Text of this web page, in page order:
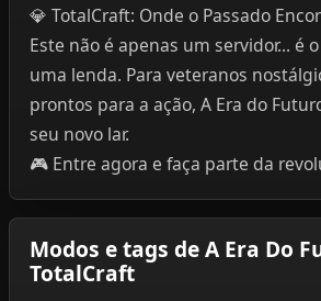
💎 TotalCraft: Onde o Passado
Este não é apenas um servidor... é
uma lenda. Para veteranos
prontos para a ação, A Era do
seu novo lar.
🎮 Entre agora e faça parte da
Modos e tags de A Era Do
TotalCraft